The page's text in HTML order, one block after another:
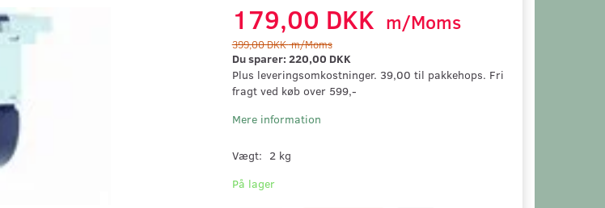
179,00 DKK m/Moms
399,00 DKKm/Moms
Du sparer: 220,00 DKK
Plus leveringsomkostninger. 39,00 til pakkehops. Fri
fragt ved køb over 599,-
Mere information
Vægt: 2 kg
På lager